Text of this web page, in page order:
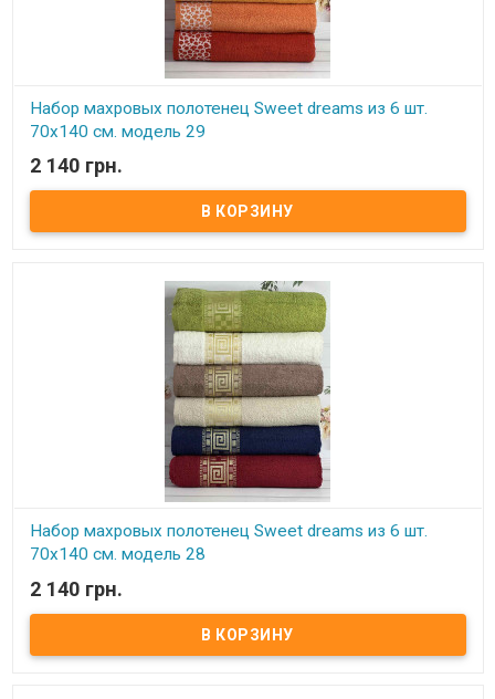
Набор махровых полотенец Sweet dreams из 6 шт.
70x140 см. модель 29
В наличии
Набор махровых полотенец Sweet dreams из 6 шт. 70x140 см.
Комплектность: 70х140 см (6 шт. ) Состав: махра, 100% хлопок.
Плотность: 550 г/м.кв. Упаковка: ПВХ Производитель: Sweet
2 140 грн.
Набор махровых полотенец Sweet dreams из 6 шт.
70x140 см. модель 28
В наличии
Набор махровых полотенец Sweet dreams из 6 шт. 70x140 см.
Комплектность: 70х140 см (6 шт. ) Состав: махра, 100% хлопок.
Плотность: 550 г/м.кв. Упаковка: ПВХ Производитель: Sweet
2 140 грн.